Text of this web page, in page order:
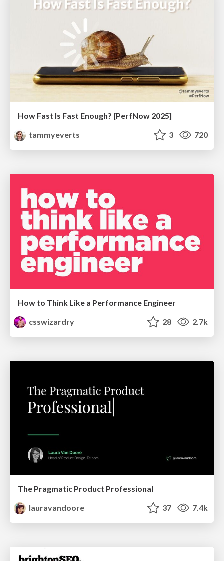
How Fast Is Fast Enough? [PerfNow 2025]
tammyeverts
3 720
How to Think Like a Performance Engineer
csswizardry
28 2.7k
The Pragmatic Product Professional
lauravandoore
37 7.4k